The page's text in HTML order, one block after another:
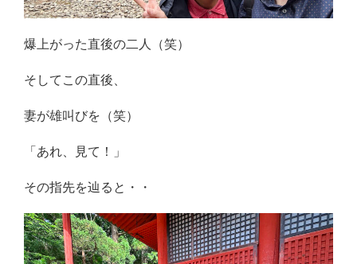
爆上がった直後の二人（笑）
そしてこの直後、
妻が雄叫びを（笑）
「あれ、見て！」
その指先を辿ると・・